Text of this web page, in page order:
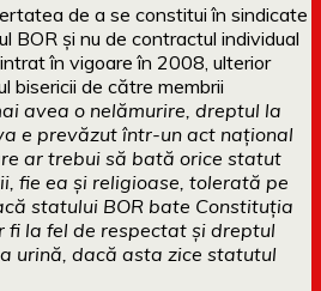
de a se constitui în sindicate
BOR și nu de contractul individual
în vigoare în 2008, ulterior
bisericii de către membrii
avea o nelămurire, dreptul la
e prevăzut într-un act național
ar trebui să bată orice statut
fie ea și religioase, tolerată pe
statului BOR bate Constituția
fi la fel de respectat și dreptul
urină, dacă asta zice statutul